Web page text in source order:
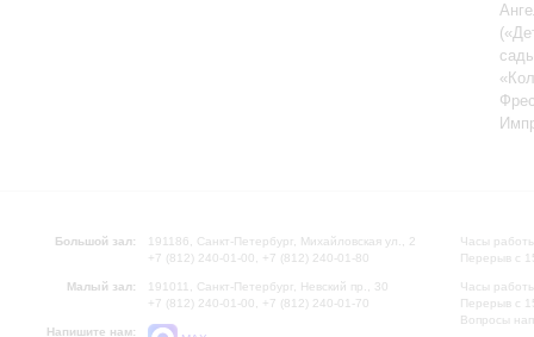
Большой зал:
191186, Санкт-Петербург, Михайловская ул., 2
+7 (812) 240-01-00, +7 (812) 240-01-80
Малый зал:
191011, Санкт-Петербург, Невский пр., 30
+7 (812) 240-01-00, +7 (812) 240-01-70
Напишите нам:
Часы
Перерыв с
Часы
Перерыв с
Вопросы